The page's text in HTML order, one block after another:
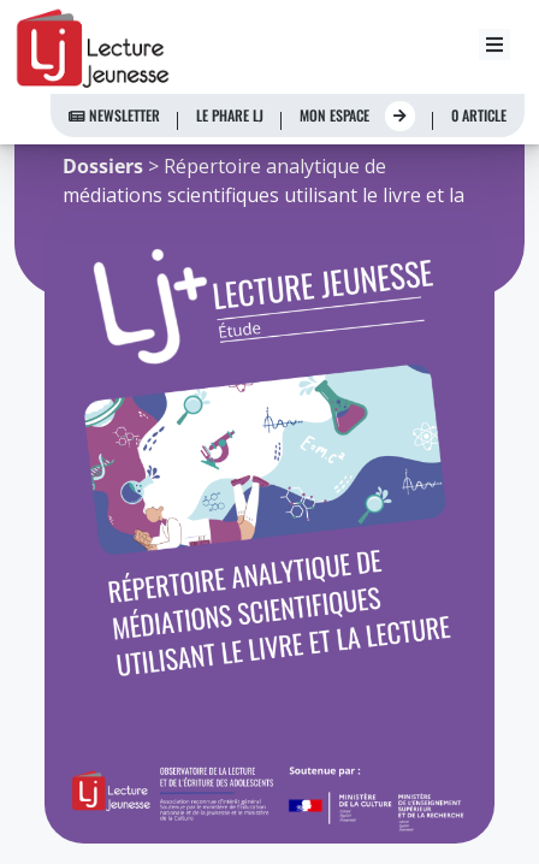
Aller
contenu
NEWSLETTER LE PHARE LJ MON ESPACE 0 ARTICLE
youpa
Accueil>Ressources de l'Observatoire>
Dossiers > Répertoire analytique de
médiations scientifiques utilisant le livre et la